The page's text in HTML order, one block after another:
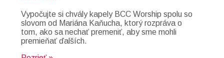
Vypočujte si chvály kapely BCC Worship spolu so
slovom od Mariána Kaňucha, ktorý rozpráva o
tom, ako sa nechať premeniť, aby sme mohli
premieňať ďalších.